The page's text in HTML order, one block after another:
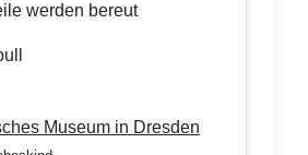
werden bereut
Museum in Dresden